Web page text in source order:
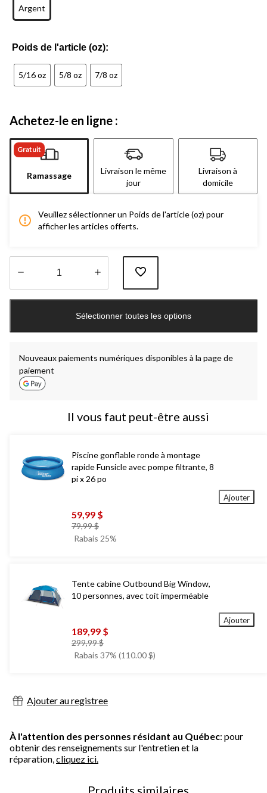
Argent
Poids de l'article (oz):
5/16 oz 5/8 oz 7/8 oz
Achetez-le en ligne :
Gratuit
Ramassage
Livraison le même
jour
Livraison à
domicile
Veuillez sélectionner un Poids de l'article (oz) pour
afficher les articles offerts.
Sélectionner toutes les options
Nouveaux paiements numériques disponibles à la page de
paiement
Il vous faut peut-être aussi
Piscine gonflable ronde à montage
rapide Funsicle avec pompe filtrante, 8
pi x 26 po
59,99 $
79,99 $prix
était
Rabais 25%
Ajouter
Tente cabine Outbound Big Window,
10 personnes, avec toit imperméable
189,99 $
299,99 $prix
était
Rabais 37% (110.00 $)
Ajouter
Ajouter au registree
À l'attention des personnes résidant au Québec: pour
obtenir des renseignements sur l'entretien et la
réparation, cliquez ici.
Produits similaires